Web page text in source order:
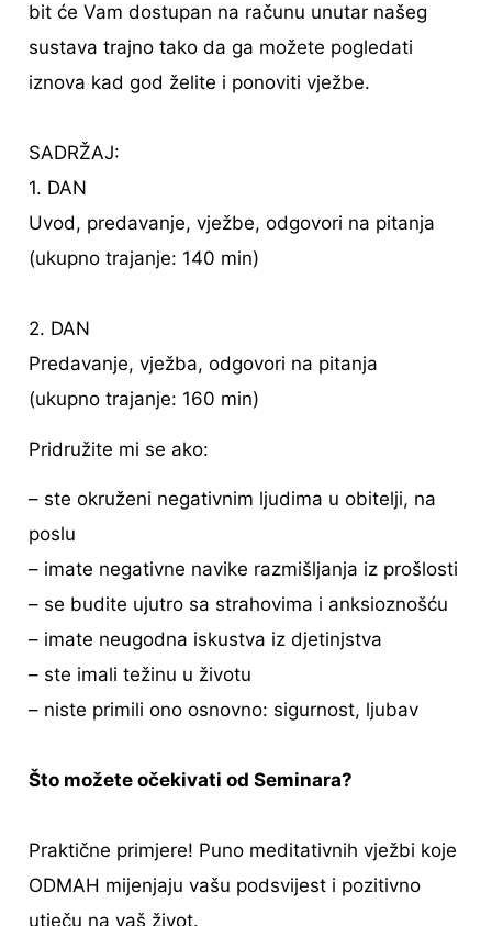
bit će Vam dostupan na računu unutar našeg
sustava trajno tako da ga možete pogledati
iznova kad god želite i ponoviti vježbe.
SADRŽAJ:
1. DAN
Uvod, predavanje, vježbe, odgovori na pitanja
(ukupno trajanje: 140 min)
2. DAN
Predavanje, vježba, odgovori na pitanja
(ukupno trajanje: 160 min)
Pridružite mi se ako:
– ste okruženi negativnim ljudima u obitelji, na
poslu
– imate negativne navike razmišljanja iz prošlosti
– se budite ujutro sa strahovima i anksioznošću
– imate neugodna iskustva iz djetinjstva
– ste imali težinu u životu
– niste primili ono osnovno: sigurnost, ljubav
Što možete očekivati od Seminara?
Praktične primjere! Puno meditativnih vježbi koje
ODMAH mijenjaju vašu podsvijest i pozitivno
utječu na vaš život.